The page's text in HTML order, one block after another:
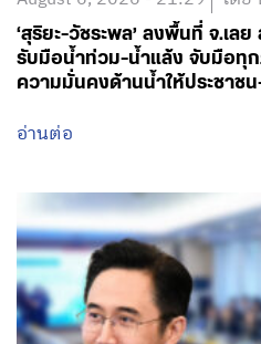
‘สุริยะ-วัชระพล’ ลงพื้นที่ จ.เล
รับมือน้ำท่วม-น้ำแล้ง จับมือทุ
ความมั่นคงด้านน้ำให้ประชาช
อ่านต่อ